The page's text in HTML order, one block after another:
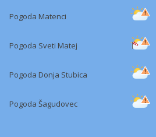
Pogoda Matenci
Pogoda Sveti Matej
Pogoda Donja Stubica
Pogoda Šagudovec